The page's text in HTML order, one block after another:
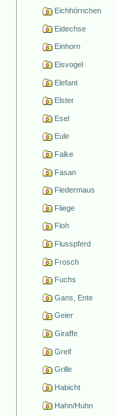
Eichhörnchen
Eidechse
Einhorn
Eisvogel
Elefant
Elster
Esel
Eule
Falke
Fasan
Fledermaus
Fliege
Floh
Flusspferd
Frosch
Fuchs
Gans, Ente
Geier
Giraffe
Greif
Grille
Habicht
Hahn/Huhn